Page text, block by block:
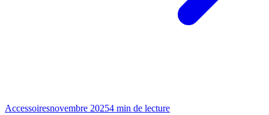
Accessoiresnovembre 20254 min de lecture